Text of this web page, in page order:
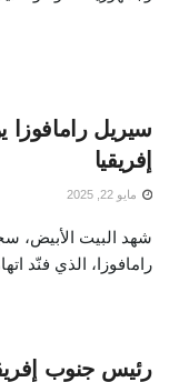
سيريل رامافوزا
إفريقيا
مايو 22, 2025
شهد البيت الأبيض،
رامافوزا، الذي فنّد
رئيس جنوب